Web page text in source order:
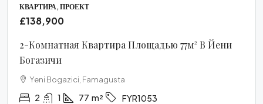
КВАРТИРА, ПРОЕКТ
£138,900
2-Комнатная Квартира Площадью 77м² В Йени
Богазичи
Yeni Bogazici, Famagusta
2 1 77 m² FYR1053